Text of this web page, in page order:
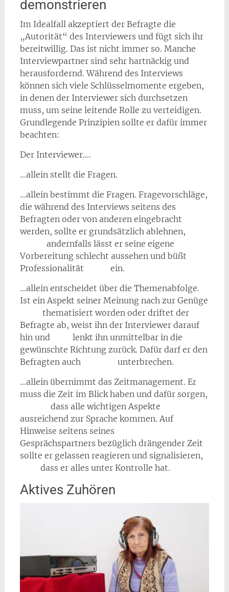
demonstrieren
Im Idealfall akzeptiert der Befragte die
„Autorität“ des Interviewers und fügt sich ihr
bereitwillig. Das ist nicht immer so. Manche
Interviewpartner sind sehr hartnäckig und
herausfordernd. Während des Interviews
können sich viele Schlüsselmomente ergeben,
in denen der Interviewer sich durchsetzen
muss, um seine leitende Rolle zu verteidigen.
Grundlegende Prinzipien sollte er dafür immer
beachten:
Der Interviewer….
…allein stellt die Fragen.
…allein bestimmt die Fragen. Fragevorschläge,
die während des Interviews seitens des
Befragten oder von anderen eingebracht
werden, sollte er grundsätzlich ablehnen,
andernfalls lässt er seine eigene
Vorbereitung schlecht aussehen und büßt
Professionalität ein.
…allein entscheidet über die Themenabfolge.
Ist ein Aspekt seiner Meinung nach zur Genüge
thematisiert worden oder driftet der
Befragte ab, weist ihn der Interviewer darauf
hin und lenkt ihn unmittelbar in die
gewünschte Richtung zurück. Dafür darf er den
Befragten auch unterbrechen.
…allein übernimmt das Zeitmanagement. Er
muss die Zeit im Blick haben und dafür sorgen,
dass alle wichtigen Aspekte
ausreichend zur Sprache kommen. Auf
Hinweise seitens seines
Gesprächspartners bezüglich drängender Zeit
sollte er gelassen reagieren und signalisieren,
dass er alles unter Kontrolle hat.
Aktives Zuhören